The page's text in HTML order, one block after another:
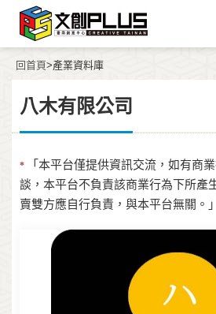
回首頁>產業資料庫
八木有限公司
*
「本平台僅提供資訊交流，如有商
談，本平台不負責該商業行為下所產
賣雙方應自行負責，與本平台無關。」